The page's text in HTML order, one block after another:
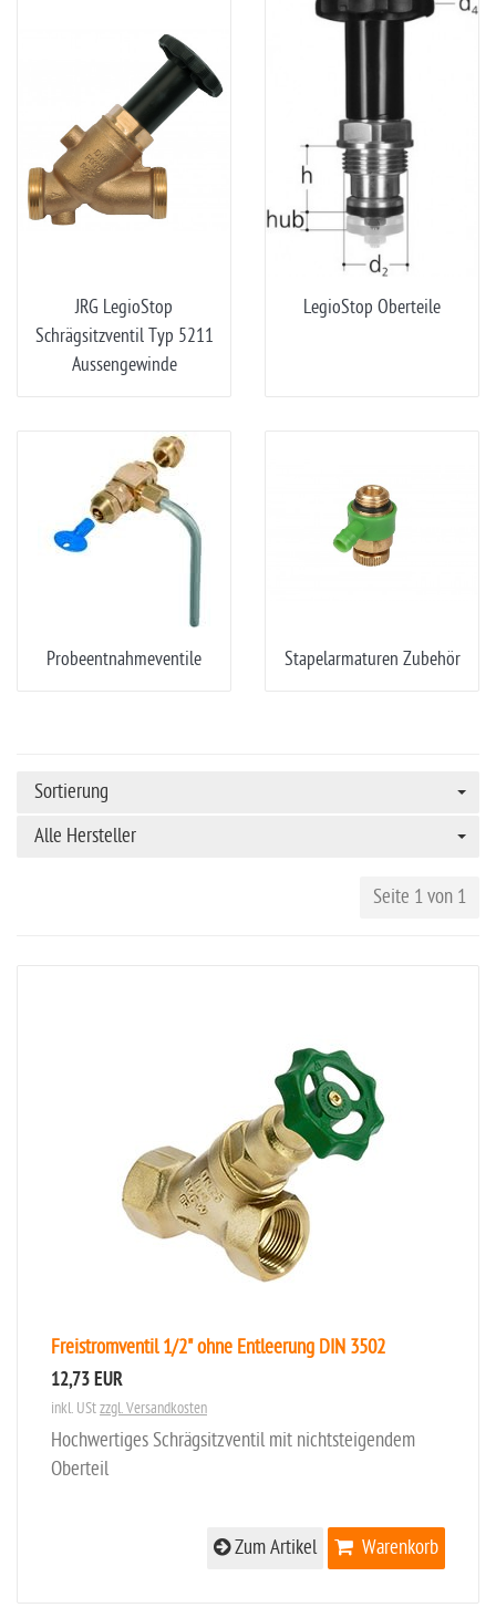
JRG LegioStop
Schrägsitzventil Typ 5211
Aussengewinde
LegioStop Oberteile
Probeentnahmeventile Stapelarmaturen Zubehör
Sortierung
Alle Hersteller
Seite 1 von 1
Freistromventil 1/2" ohne Entleerung DIN 3502
12,73 EUR
inkl. UStzzgl. Versandkosten
Hochwertiges Schrägsitzventil mit nichtsteigendem
Oberteil
Warenkorb
Zum Artikel